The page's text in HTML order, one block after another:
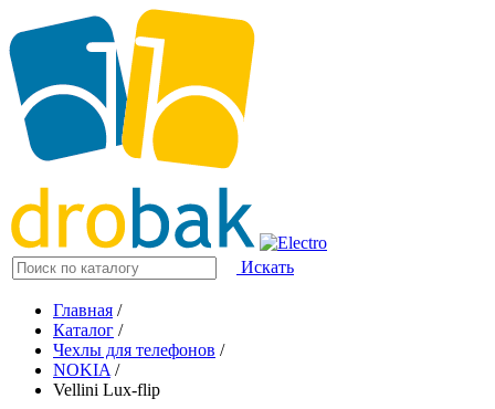
Искать
Главная /
Каталог /
Чехлы для телефонов /
NOKIA /
Vellini Lux-flip